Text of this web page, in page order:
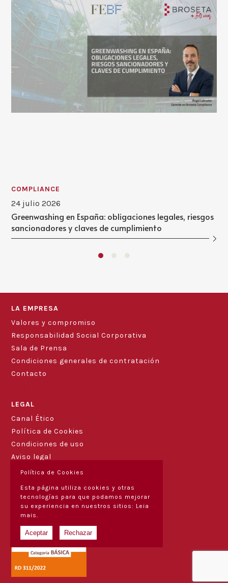
COMPLIANCE
24 julio 2026
Greenwashing en España: obligaciones legales, riesgos
sancionadores y claves de cumplimiento
LA EMPRESA
Valores y compromiso
Responsabilidad Social Corporativa
Sala de Prensa
Condiciones generales de contratación
Contacto
LEGAL
Canal Ético
Política de Cookies
Condiciones de uso
Aviso legal
Política de Cookies
Esta página utiliza cookies y otras
tecnologías para que podamos mejorar
su experiencia en nuestros sitios: Leia
mais.
Aceptar Rechazar